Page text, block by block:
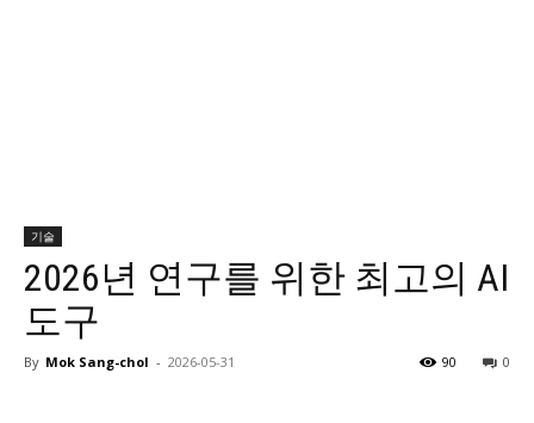
기술
2026년 연구를 위한 최고의 AI
도구
By Mok Sang-chol - 2026-05-31 0
90